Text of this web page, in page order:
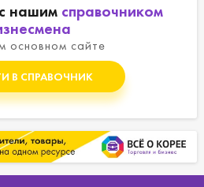
нашим справочником
основном сайте
В СПРАВОЧНИК